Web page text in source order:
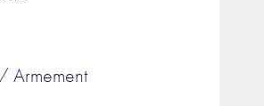
Armement